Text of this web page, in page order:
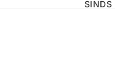
SINDS